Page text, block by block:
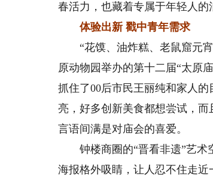
春活力，也藏着专属于年轻人的
体验出新 戳中青年需求
“花馍、油炸糕、老鼠窟元宵
原动物园举办的第十二届“太原
抓住了00后市民王丽纯和家人
亮，好多创新美食都想尝试，
言语间满是对庙会的喜爱。
钟楼商圈的“晋看非遗”艺术
海报格外吸睛，让人忍不住走